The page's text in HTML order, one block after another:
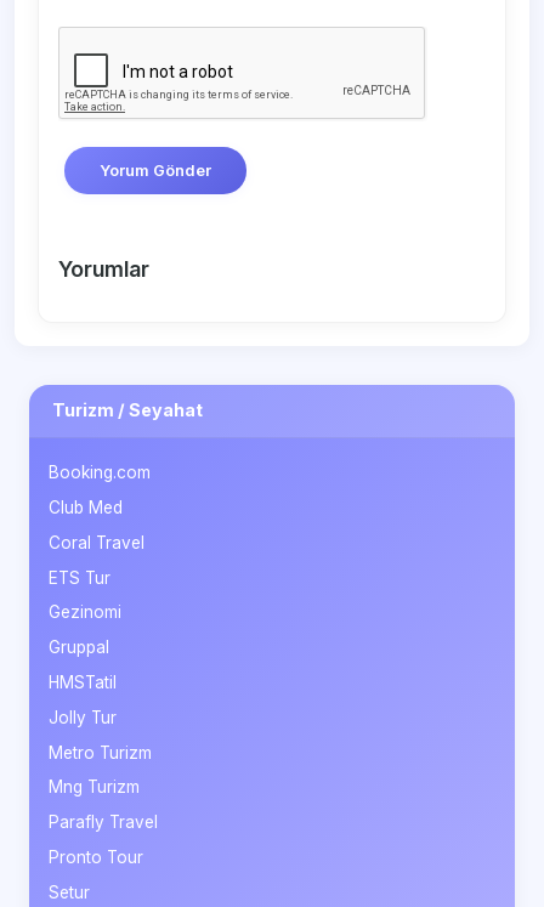
Yorum Gönder
Yorumlar
Turizm / Seyahat
Booking.com
Club Med
Coral Travel
ETS Tur
Gezinomi
Gruppal
HMSTatil
Jolly Tur
Metro Turizm
Mng Turizm
Parafly Travel
Pronto Tour
Setur